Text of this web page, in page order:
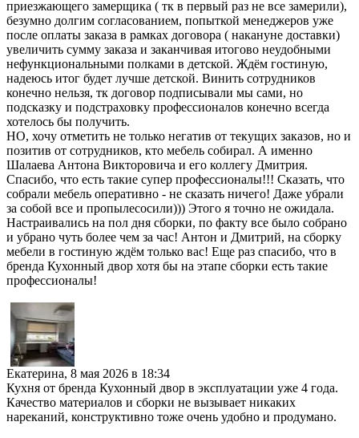
приезжающего замерщика ( тк в первый раз не все замерили),
безумно долгим согласованием, попыткой менеджеров уже
после оплаты заказа в рамках договора ( накануне доставки)
увеличить сумму заказа и заканчивая итогово неудобными
нефункциональными полками в детской. Ждём гостиную,
надеюсь итог будет лучше детской. Винить сотрудников
конечно нельзя, тк договор подписывали мы сами, но
подсказку и подстраховку профессионалов конечно всегда
хотелось бы получить.
НО, хочу отметить не только негатив от текущих заказов, но и
позитив от сотрудников, кто мебель собирал. А именно
Шалаева Антона Викторовича и его коллегу Дмитрия.
Спасибо, что есть такие супер профессионалы!!! Сказать, что
собрали мебель оперативно - не сказать ничего! Даже убрали
за собой все и пропылесосили))) Этого я точно не ожидала.
Настраивались на пол дня сборки, по факту все было собрано
и убрано чуть более чем за час! Антон и Дмитрий, на сборку
мебели в гостиную ждём только вас! Еще раз спасибо, что в
бренда Кухонный двор хотя бы на этапе сборки есть такие
профессионалы!
Екатерина, 8 мая 2026 в 18:34
Кухня от бренда Кухонный двор в эксплуатации уже 4 года.
Качество материалов и сборки не вызывает никаких
нареканий, конструктивно тоже очень удобно и продумано.